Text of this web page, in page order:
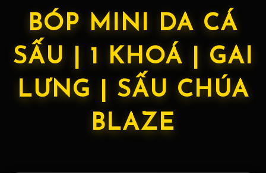
BÓP MINI DA CÁ
SẤU | 1 KHOÁ | GAI
LƯNG | SẤU CHÚA
BLAZE